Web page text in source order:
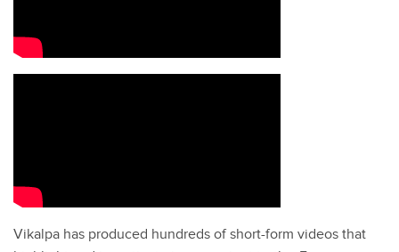
Vikalpa has produced hundreds of short-form videos that